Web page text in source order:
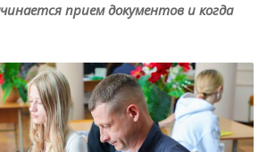
прием документов и когда